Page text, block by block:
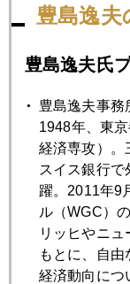
2023年05月23日
株高３３年ぶり
2023年05月22日
パウエル議長の
2023年05月19日
国際金価格、下
2023年05月18日
豊島逸
豊島逸夫氏
豊島逸夫事務
1948年、東
経済専攻）。
スイス銀行
躍。2011年9
ル（WGC）
リッヒやニ
もとに、自由
経済動向につ